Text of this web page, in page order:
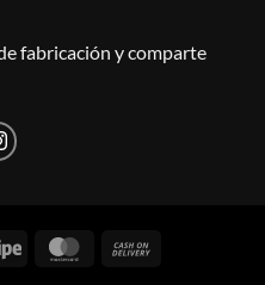
fabricación y comparte